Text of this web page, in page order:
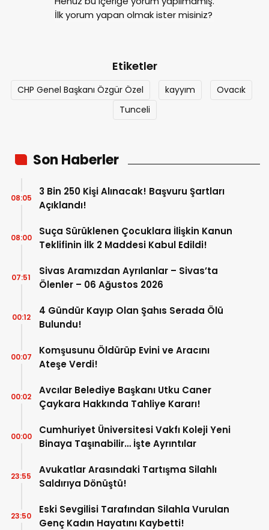
İlk yorum yapan olmak ister misiniz?
Etiketler
CHP Genel Başkanı Özgür Özel kayyım
Ovacık
Tunceli
Son Haberler
3 Bin 250 Kişi Alınacak! Başvuru Şartları
Açıklandı!
08:05
Suça Sürüklenen Çocuklara İlişkin Kanun
Teklifinin İlk 2 Maddesi Kabul Edildi!
08:00
Sivas Aramızdan Ayrılanlar – Sivas’ta
Ölenler – 06 Ağustos 2026
07:51
4 Gündür Kayıp Olan Şahıs Serada Ölü
Bulundu!
00:12
Komşusunu Öldürüp Evini ve Aracını
Ateşe Verdi!
00:07
Avcılar Belediye Başkanı Utku Caner
Çaykara Hakkında Tahliye Kararı!
00:02
Cumhuriyet Üniversitesi Vakfı Koleji Yeni
Binaya Taşınabilir… İşte Ayrıntılar
00:00
Avukatlar Arasındaki Tartışma Silahlı
Saldırıya Dönüştü!
23:55
Eski Sevgilisi Tarafından Silahla Vurulan
Genç Kadın Hayatını Kaybetti!
23:50